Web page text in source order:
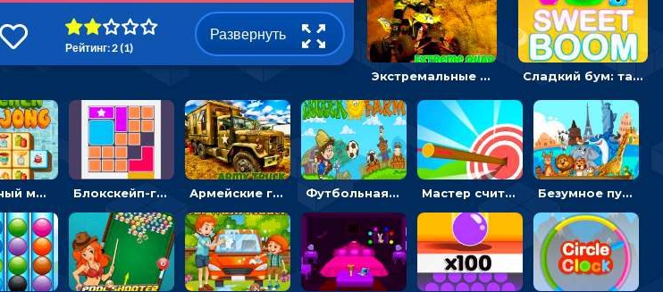
Экстремальные пазлы с квадроциклами: собирать крутые тачки Сладкий бум: тапнуть, чтобы взорвать желейки - головоломка
Рейтинг: 2 (1)
Развернуть
Кухонный маджонг: соединять пары посуды и расчищать поле Блокскейп-головоломка: двигать блоки, чтобы достать элемент со звездой Армейские грузовики в пазлах: собери военную машину Футбольная ферма: бей по мячу, чтобы забивать в ворота и ловить звезды Мастер считать стрелы: увеличивать запас, чтобы поразить больше целей Безумное путешествие друзей по миру: собирать пазлы из фото с животными